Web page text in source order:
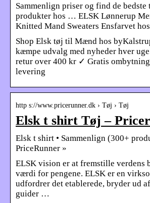
Sammenlign priser og find de
produkter hos … ELSK Lønnerup
Knitted Mand Sweaters Ensfarvet
Shop Elsk tøj til Mænd hos
kæmpe udvalg med nyheder hver
retur over 400 kr ✓ Gratis
levering
http s://www.pricerunner.dk › Tøj › Tøj
Elsk t shirt Tøj –
Elsk t shirt • Sammenlign (300+
PriceRunner »
ELSK vision er at fremstille verdens
værdi for pengene. ELSK er en
udfordrer det etablerede, bryder ud
guider …